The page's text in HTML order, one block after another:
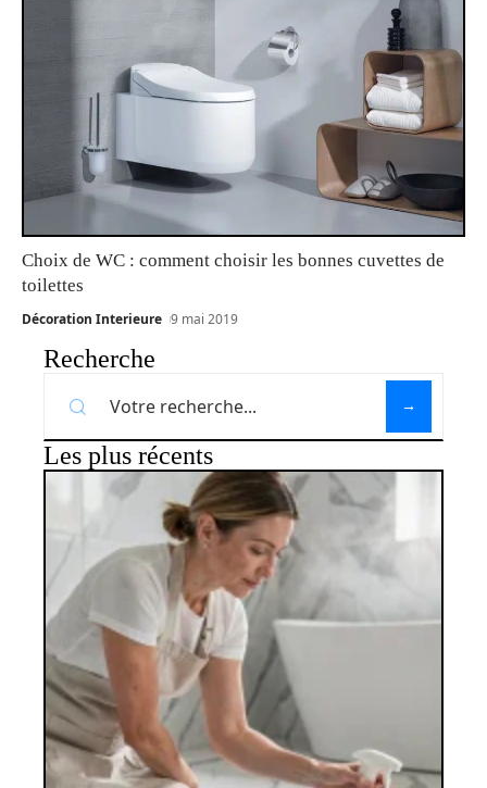
Choix de WC : comment choisir les bonnes cuvettes de
toilettes
Décoration Interieure 9 mai 2019
Recherche
Les plus récents